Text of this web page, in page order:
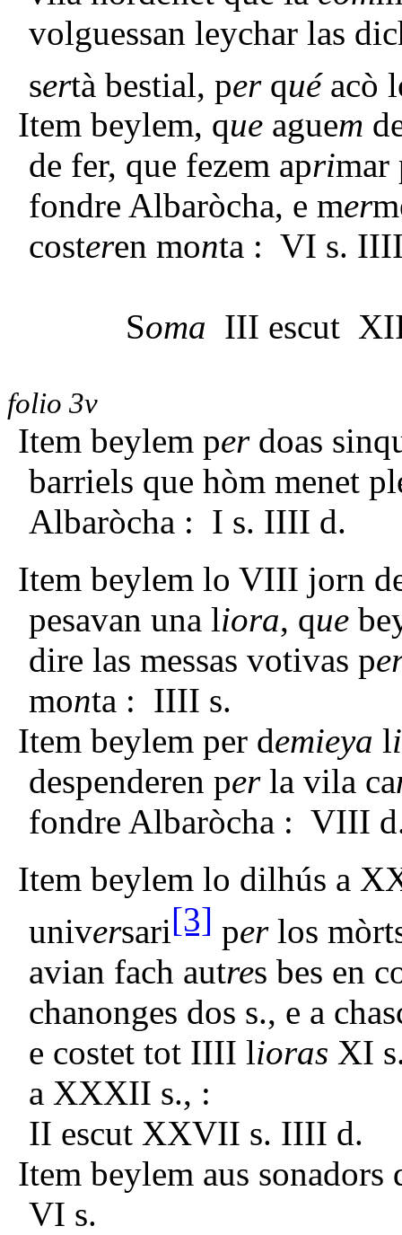
volguessan leychar las
sertà bestial, perqué acò
Item beylem, que aguem
de fer, que fezem aprimar
fondre Albaròcha, e mer
costeren monta : VI s.
Soma III escut
folio 3v
Item beylem perdoas
barriels que hòm menet
Albaròcha : I s. IIII d.
Item beylem lo VIII jorn
pesavan una liora, que
dire las messas votivas p
monta : IIII s.
Item beylem per demieya l
despenderen perla vila ca
fondre Albaròcha : VIII
Item beylem lo dilhús a
universari[3] perlos
avian fach autres bes en
chanonges dos s., e a
e costet tot IIII lioras XI
a XXXII s., :
II escut
Item beylem aus sonadors
VI s.